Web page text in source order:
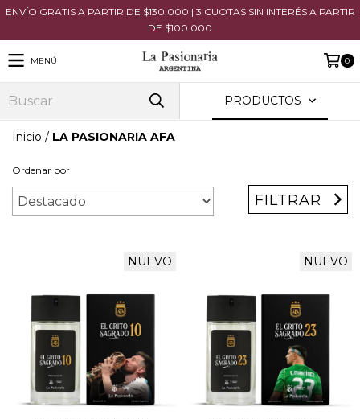
ENVÍO GRATIS A PARTIR DE $130.000 | 3 CUOTAS SIN INTERÉS A PARTIR
DE $100.000
MENÚ 0
PRODUCTOS
Inicio / LA PASIONARIA AFA
Ordenar por
FILTRAR
NUEVO NUEVO